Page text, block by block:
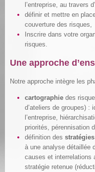
l’entreprise, au travers
définir et mettre en
couverture des risques,
Inscrire dans votre
risques.
Une approche
Notre approche intègre les
cartographie des
d’ateliers de groupes) :
l’entreprise,
priorités, pérennisation
définition des stratégies
à une analyse détaillée
causes et interrelations
stratégie retenue